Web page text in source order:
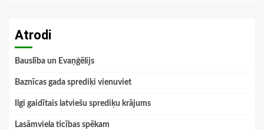
Atrodi
Bauslība un Evaņģēlijs
Baznīcas gada sprediķi vienuviet
Ilgi gaidītais latviešu sprediķu krājums
Lasāmviela ticības spēkam